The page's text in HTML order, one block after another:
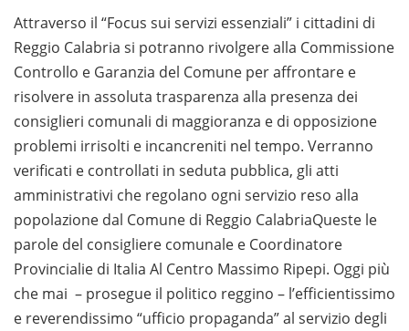
Attraverso il “Focus sui servizi essenziali” i cittadini di
Reggio Calabria si potranno rivolgere alla Commissione
Controllo e Garanzia del Comune per affrontare e
risolvere in assoluta trasparenza alla presenza dei
consiglieri comunali di maggioranza e di opposizione
problemi irrisolti e incancreniti nel tempo. Verranno
verificati e controllati in seduta pubblica, gli atti
amministrativi che regolano ogni servizio reso alla
popolazione dal Comune di Reggio CalabriaQueste le
parole del consigliere comunale e Coordinatore
Provincialie di Italia Al Centro Massimo Ripepi. Oggi più
che mai – prosegue il politico reggino – l’efficientissimo
e reverendissimo “ufficio propaganda” al servizio degli